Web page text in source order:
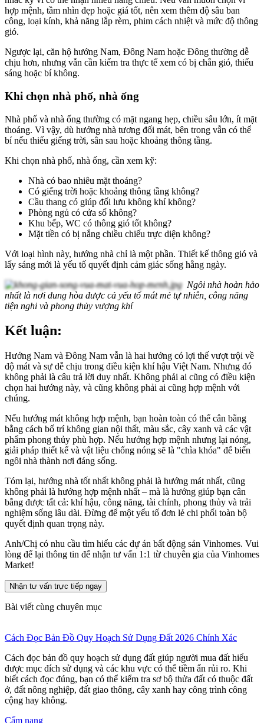
hợp mệnh, tầm nhìn đẹp hoặc giá tốt, nên xem thêm độ sâu ban
công, loại kính, khả năng lắp rèm, phim cách nhiệt và mức độ thông
gió.
Ngược lại, căn hộ hướng Nam, Đông Nam hoặc Đông thường dễ
chịu hơn, nhưng vẫn cần kiểm tra thực tế xem có bị chắn gió, thiếu
sáng hoặc bí không.
Khi chọn nhà phố, nhà ống
Nhà phố và nhà ống thường có mặt ngang hẹp, chiều sâu lớn, ít mặt
thoáng. Vì vậy, dù hướng nhà tương đối mát, bên trong vẫn có thể
bí nếu thiếu giếng trời, sân sau hoặc khoảng thông tầng.
Khi chọn nhà phố, nhà ống, cần xem kỹ:
Nhà có bao nhiêu mặt thoáng?
Có giếng trời hoặc khoảng thông tầng không?
Cầu thang có giúp đối lưu không khí không?
Phòng ngủ có cửa sổ không?
Khu bếp, WC có thông gió tốt không?
Mặt tiền có bị nắng chiều chiếu trực diện không?
Với loại hình này, hướng nhà chỉ là một phần. Thiết kế thông gió và
lấy sáng mới là yếu tố quyết định cảm giác sống hằng ngày.
Ngôi nhà hoàn hảo
nhất là nơi dung hòa được cả yếu tố mát mẻ tự nhiên, công năng
tiện nghi và phong thủy vượng khí
Kết luận:
Hướng Nam và Đông Nam vẫn là hai hướng có lợi thế vượt trội về
độ mát và sự dễ chịu trong điều kiện khí hậu Việt Nam. Nhưng đó
không phải là câu trả lời duy nhất. Không phải ai cũng có điều kiện
chọn hai hướng này, và cũng không phải ai cũng hợp mệnh với
chúng.
Nếu hướng mát không hợp mệnh, bạn hoàn toàn có thể cân bằng
bằng cách bố trí không gian nội thất, màu sắc, cây xanh và các vật
phẩm phong thủy phù hợp. Nếu hướng hợp mệnh nhưng lại nóng,
giải pháp thiết kế và vật liệu chống nóng sẽ là "chìa khóa" để biến
ngôi nhà thành nơi đáng sống.
Tóm lại, hướng nhà tốt nhất không phải là hướng mát nhất, cũng
không phải là hướng hợp mệnh nhất – mà là hướng giúp bạn cân
bằng được tất cả: khí hậu, công năng, tài chính, phong thủy và trải
nghiệm sống lâu dài. Đừng để một yếu tố đơn lẻ chi phối toàn bộ
quyết định quan trọng này.
Anh/Chị có nhu cầu tìm hiểu các dự án bất động sản Vinhomes. Vui
lòng để lại thông tin để nhận tư vấn 1:1 từ chuyên gia của Vinhomes
Market!
Nhận tư vấn trực tiếp ngay
Bài viết cùng chuyên mục
Cách Đọc Bản Đồ Quy Hoạch Sử Dụng Đất 2026 Chính Xác
Cách đọc bản đồ quy hoạch sử dụng đất giúp người mua đất hiểu
được mục đích sử dụng và các khu vực có thể tiềm ẩn rủi ro. Khi
biết cách đọc đúng, bạn có thể kiểm tra sơ bộ thửa đất có thuộc đất
ở, đất nông nghiệp, đất giao thông, cây xanh hay công trình công
cộng hay không.
Cẩm nang